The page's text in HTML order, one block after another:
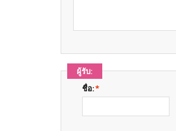
ผู้รับ:
*
ชื่อ: